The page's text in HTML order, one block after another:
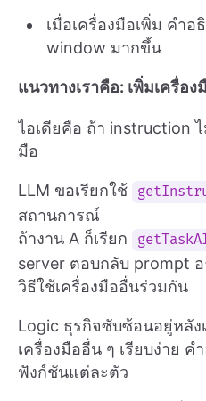
เมื่อเครื่องมือเพิ่ม คำ
window มากขึ้น
แนวทางเราคือ: เพิ่มเครื่อง
ไอเดียคือ ถ้า instruction ไ
มือ
LLM ขอเรียกใช้
สถานการณ์
ถ้างาน A ก็เรียก
server ตอบกลับ prompt
วิธีใช้เครื่องมืออื่นร่วมกัน
Logic ธุรกิจซับซ้อนอยู่หลั
เครื่องมืออื่น ๆ เรียบง่าย ค
ฟังก์ชันแต่ละตัว